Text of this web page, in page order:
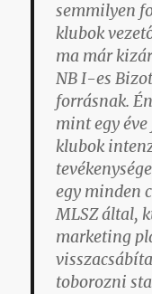
semmilyen
klubok
ma már
NB I-es
forrásnak.
mint egy
klubok
egy minden
MLSZ által,
marketing
toborozni